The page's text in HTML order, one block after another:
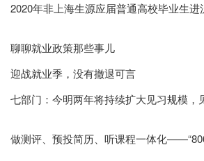
聊聊就业政策那些事儿
迎战就业季，没有撤退可言
做测评、预投简历、听课程一体化